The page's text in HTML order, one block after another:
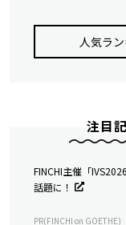
人気ラ
注目
FINCHI主催「
話題に！
PR(FINCHI on GOETHE)